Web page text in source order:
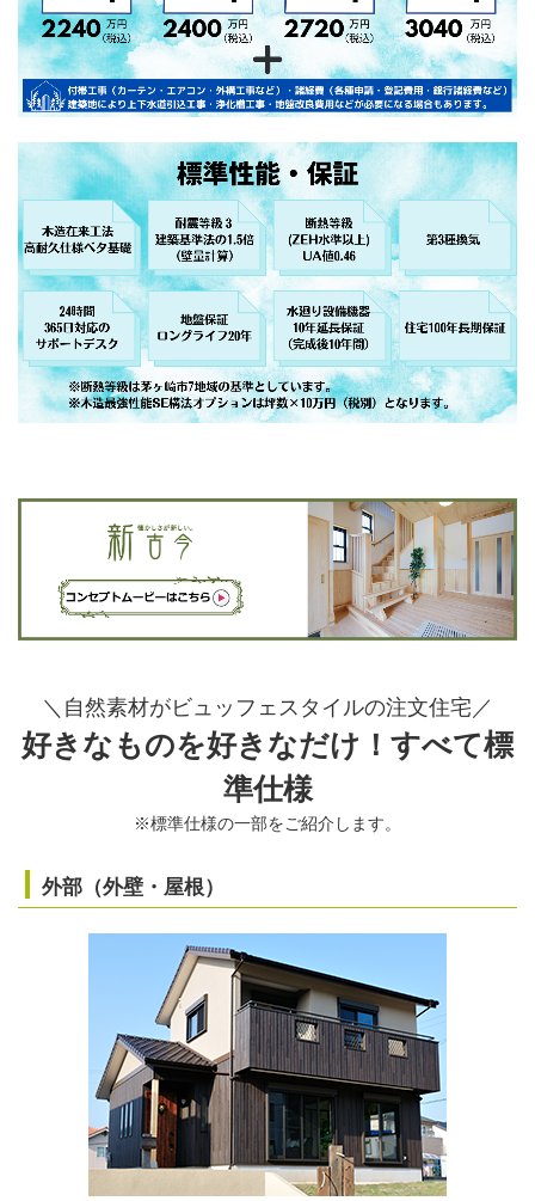
＼自然素材がビュッフェスタイルの注文住宅／
好きなものを好きなだけ！すべて標
準仕様
※標準仕様の一部をご紹介します。
外部（外壁・屋根）